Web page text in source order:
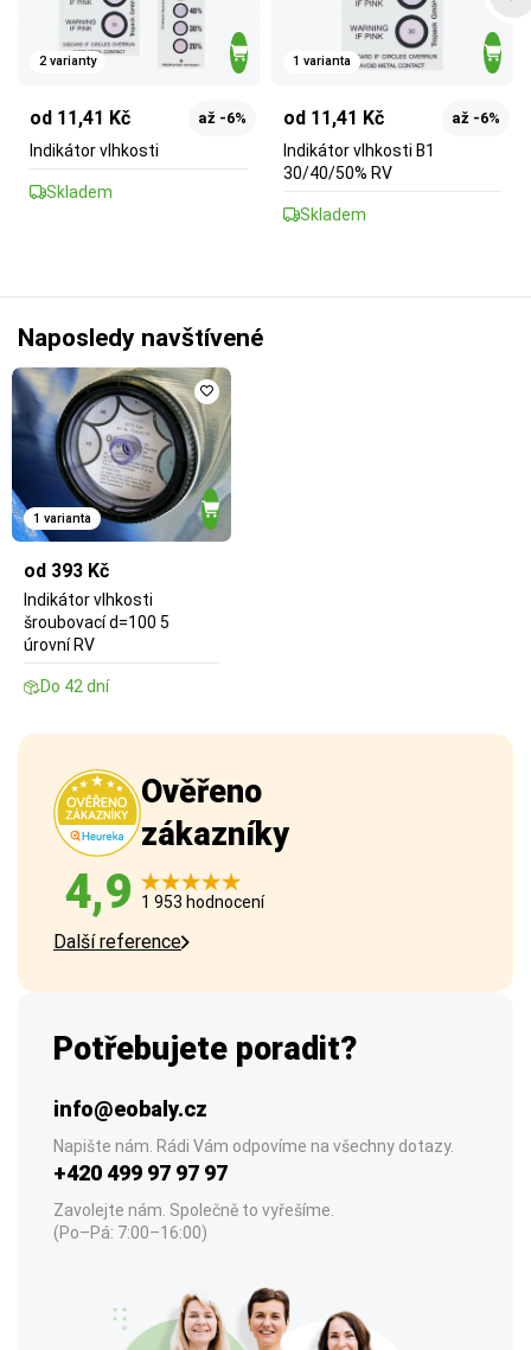
2 varianty
od 11,41 Kč až -6%
Indikátor vlhkosti
Skladem
1 varianta
od 11,41 Kč až -6%
Indikátor vlhkosti B1
30/40/50% RV
Skladem
Naposledy navštívené
1 varianta
od 393 Kč
Indikátor vlhkosti
šroubovací d=100 5
úrovní RV
Do 42 dní
Ověřeno
zákazníky
4,9 1 953 hodnocení
Další reference
Potřebujete poradit?
info@eobaly.cz
Napište nám. Rádi Vám odpovíme na všechny dotazy.
+420 499 97 97 97
Zavolejte nám. Společně to vyřešíme.
(Po–Pá: 7:00–16:00)